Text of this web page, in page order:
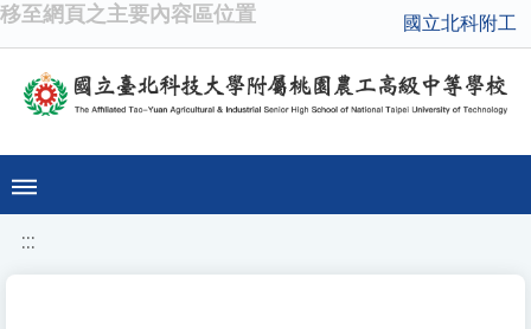
移至網頁之主要內容區位置 國立北科附工
:::